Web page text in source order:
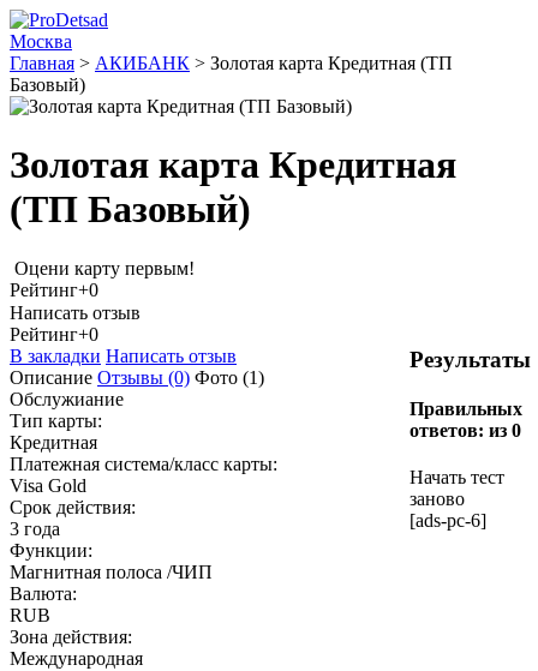
Москва
Главная > АКИБАНК > Золотая карта Кредитная (ТП
Базовый)
Золотая карта Кредитная
(ТП Базовый)
Оцени карту первым!
Рейтинг+0
Написать отзыв
Результаты
Правильных
ответов: из 0
Начать тест
заново
[ads-pc-6]
Рейтинг+0
В закладки Написать отзыв
Описание Отзывы (0) Фото (1)
Обслужиание
Тип карты:
Кредитная
Платежная система/класс карты:
Visa Gold
Срок действия:
3 года
Функции:
Магнитная полоса /ЧИП
Валюта:
RUB
Зона действия:
Международная